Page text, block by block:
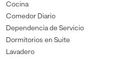
Cocina
Comedor Diario
Dependencia de Servicio
Dormitorios en Suite
Lavadero